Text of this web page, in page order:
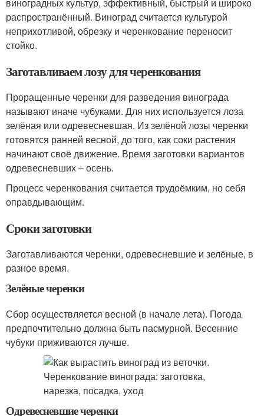
распространённый. Виноград считается культурой
неприхотливой, обрезку и черенкование переносит
стойко.
Заготавливаем лозу для черенкования
Проращенные черенки для разведения винограда
называют иначе чубуками. Для них используется лоза
зелёная или одревесневшая. Из зелёной лозы черенки
готовятся ранней весной, до того, как соки растения
начинают своё движение. Время заготовки вариантов
одревесневших – осень.
Процесс черенкования считается трудоёмким, но себя
оправдывающим.
Сроки заготовки
Заготавливаются черенки, одревесневшие и зелёные, в
разное время.
Зелёные черенки
Сбор осуществляется весной (в начале лета). Погода
предпочтительно должна быть пасмурной. Весенние
чубуки приживаются лучше.
Одревесневшие черенки